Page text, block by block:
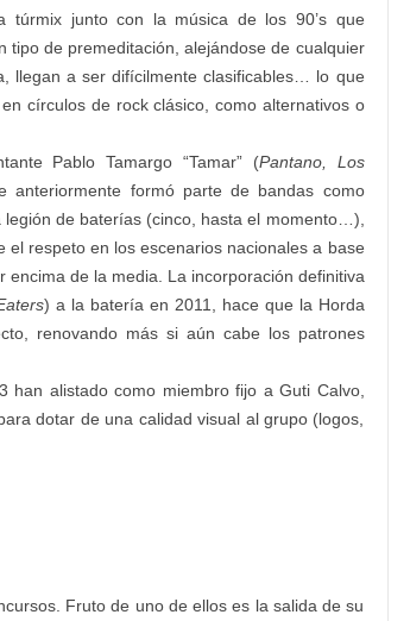
túrmix junto con la música de los 90’s que
de premeditación, alejándose de cualquier
llegan a ser difícilmente clasificables… lo que
círculos de rock clásico, como alternativos o
Pablo Tamargo “Tamar” (Pantano, Los
anteriormente formó parte de bandas como
legión de baterías (cinco, hasta el momento…),
respeto en los escenarios nacionales a base
de la media. La incorporación definitiva
) a la batería en 2011, hace que la Horda
renovando más si aún cabe los patrones
han alistado como miembro fijo a Guti Calvo,
dotar de una calidad visual al grupo (logos,
Fruto de uno de ellos es la salida de su